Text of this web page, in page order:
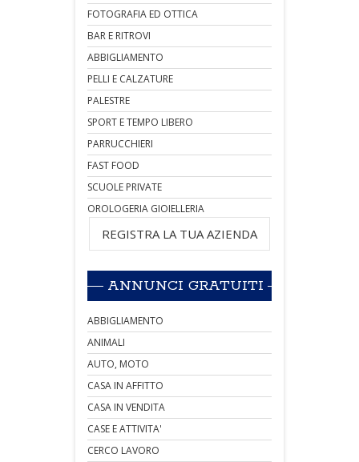
FOTOGRAFIA ED OTTICA
BAR E RITROVI
ABBIGLIAMENTO
PELLI E CALZATURE
PALESTRE
SPORT E TEMPO LIBERO
PARRUCCHIERI
FAST FOOD
SCUOLE PRIVATE
OROLOGERIA GIOIELLERIA
REGISTRA LA TUA AZIENDA
ANNUNCI GRATUITI
ABBIGLIAMENTO
ANIMALI
AUTO, MOTO
CASA IN AFFITTO
CASA IN VENDITA
CASE E ATTIVITA'
CERCO LAVORO